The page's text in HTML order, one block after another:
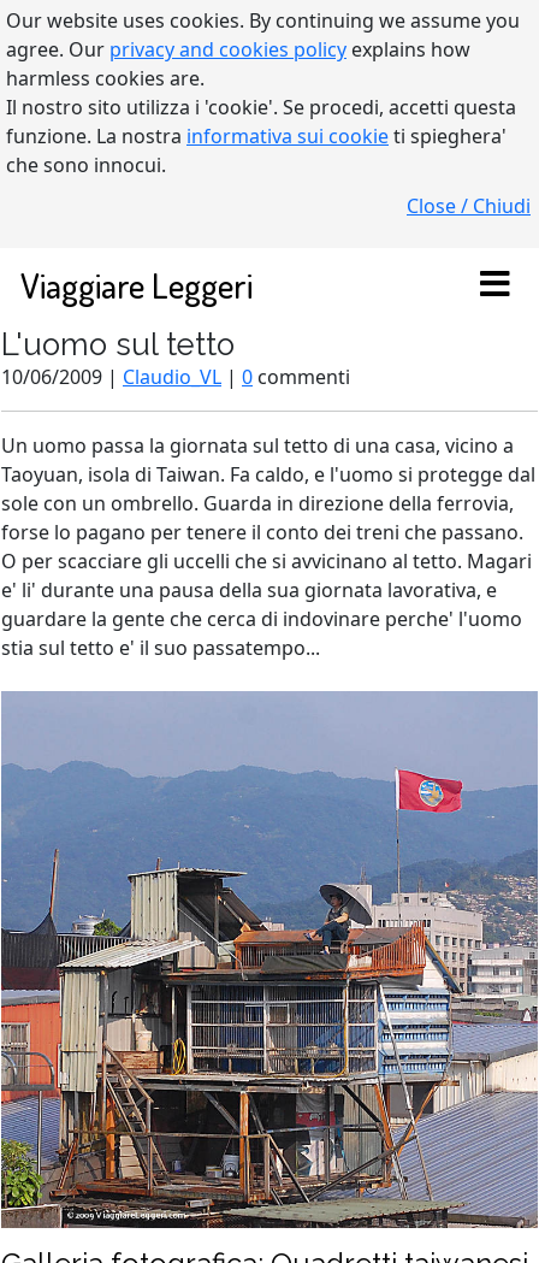
Our website uses cookies. By continuing we assume you
agree. Our privacy and cookies policy explains how
harmless cookies are.
Il nostro sito utilizza i 'cookie'. Se procedi, accetti questa
funzione. La nostra informativa sui cookieti spieghera'
che sono innocui.
Close / Chiudi
Viaggiare Leggeri
L'uomo sul tetto
10/06/2009 | Claudio_VL | 0 commenti
Un uomo passa la giornata sul tetto di una casa, vicino a
Taoyuan, isola di Taiwan. Fa caldo, e l'uomo si protegge dal
sole con un ombrello. Guarda in direzione della ferrovia,
forse lo pagano per tenere il conto dei treni che passano.
O per scacciare gli uccelli che si avvicinano al tetto. Magari
e' li' durante una pausa della sua giornata lavorativa, e
guardare la gente che cerca di indovinare perche' l'uomo
stia sul tetto e' il suo passatempo...